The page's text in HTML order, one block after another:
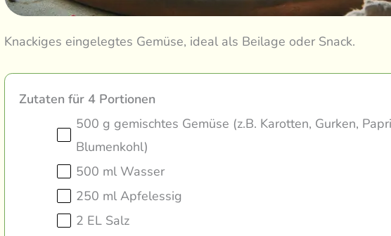
Knackiges eingelegtes Gemüse, ideal als Beilage oder Snack.
Zutaten für 4 Portionen
500 g gemischtes Gemüse (z.B. Karotten, Gurken,
Blumenkohl)
500 ml Wasser
250 ml Apfelessig
2 EL Salz